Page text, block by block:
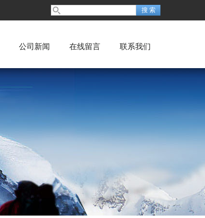
公司新闻 在线留言 联系我们